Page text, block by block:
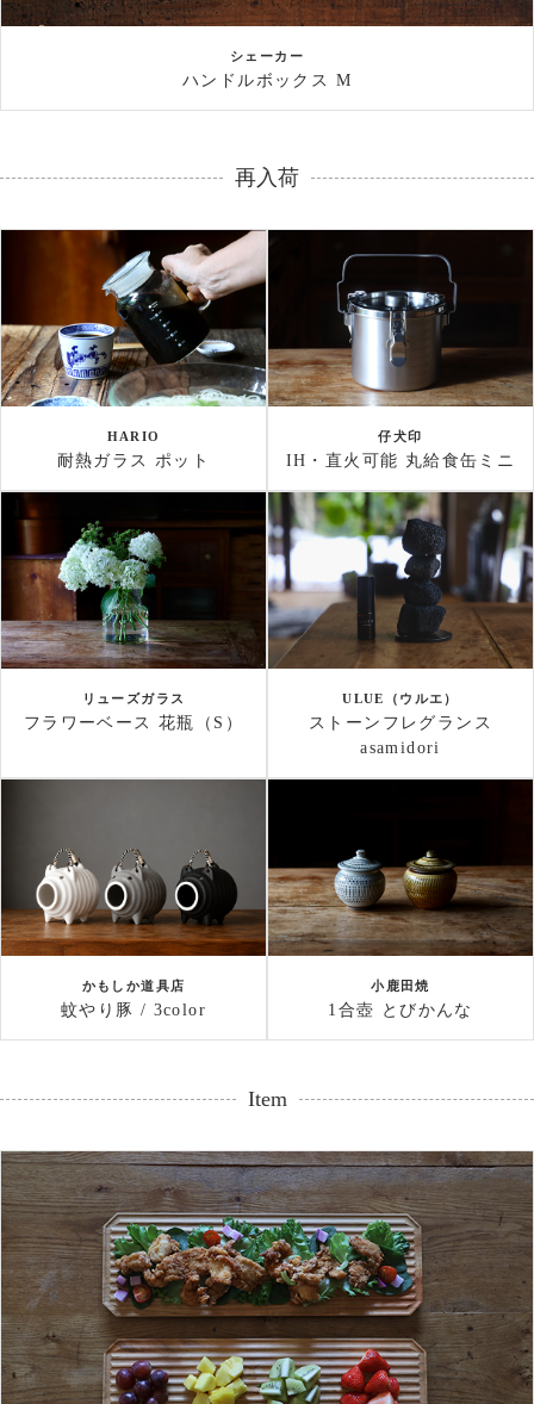
シェーカー
ハンドルボックス M
再入荷
HARIO
耐熱ガラス ポット
仔犬印
IH・直火可能 丸給食缶ミニ
リューズガラス
フラワーベース 花瓶（S）
ULUE（ウルエ）
ストーンフレグランス
asamidori
かもしか道具店
蚊やり豚 / 3color
小鹿田焼
1合壺 とびかんな
Item